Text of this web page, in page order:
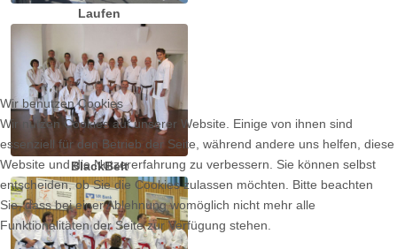
Laufen
BlackBelt
Wir benutzen Cookies
Wir nutzen Cookies auf unserer Website. Einige von ihnen sind
essenziell für den Betrieb der Seite, während andere uns helfen, diese
Website und die Nutzererfahrung zu verbessern. Sie können selbst
entscheiden, ob Sie die Cookies zulassen möchten. Bitte beachten
Sie, dass bei einer Ablehnung womöglich nicht mehr alle
Funktionalitäten der Seite zur Verfügung stehen.